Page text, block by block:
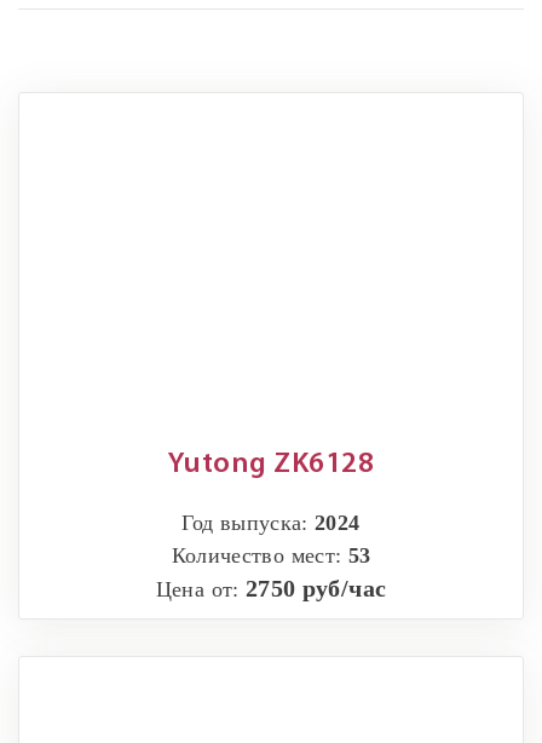
Yutong ZK6128
Год выпуска:2024
Количество мест: 53
Цена от: 2750 руб/час